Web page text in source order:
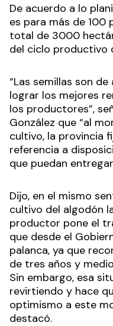
De acuerdo a lo
es para más de 100
total de 3000
del ciclo productivo
“Las semillas son
lograr los mejores
los productores”,
González que “al
cultivo, la provincia
referencia a
que puedan
Dijo, en el mismo
cultivo del algodón
productor pone el
que desde el
palanca, ya que
de tres años y
Sin embargo, esa
revirtiendo y hace
optimismo a este
destacó.